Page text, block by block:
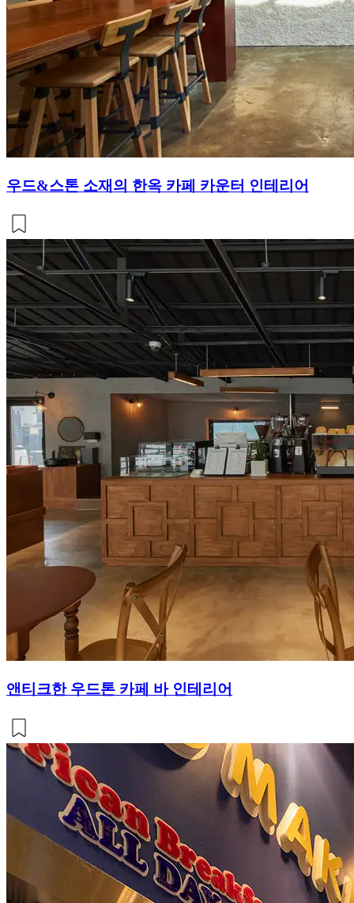
우드&스톤 소재의 한옥 카페 카운터 인테리어
앤티크한 우드톤 카페 바 인테리어